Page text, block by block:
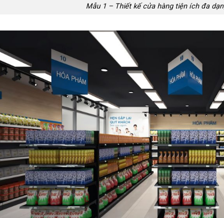
Mẫu 1 – Thiết kế cửa hàng tiện ích đa